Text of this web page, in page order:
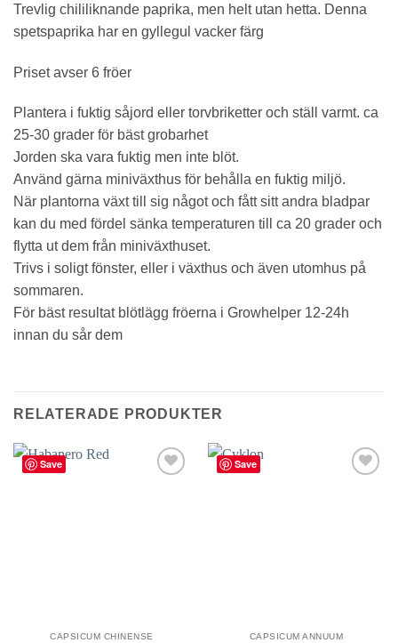
Trevlig chililiknande paprika, men helt utan hetta. Denna
spetspaprika har en gyllegul vacker färg
Priset avser 6 fröer
Plantera i fuktig såjord eller torvbriketter och ställ varmt. ca
25-30 grader för bäst grobarhet
Jorden ska vara fuktig men inte blöt.
Använd gärna miniväxthus för behålla en fuktig miljö.
När plantorna växt till sig något och fått sitt andra bladpar
kan du med fördel sänka temperaturen till ca 20 grader och
flytta ut dem från miniväxthuset.
Trivs i soligt fönster, eller i växthus och även utomhus på
sommaren.
För bäst resultat blötlägg fröerna i Growhelper 12-24h
innan du sår dem
RELATERADE PRODUKTER
Save
CAPSICUM CHINENSE
Save
CAPSICUM ANNUUM